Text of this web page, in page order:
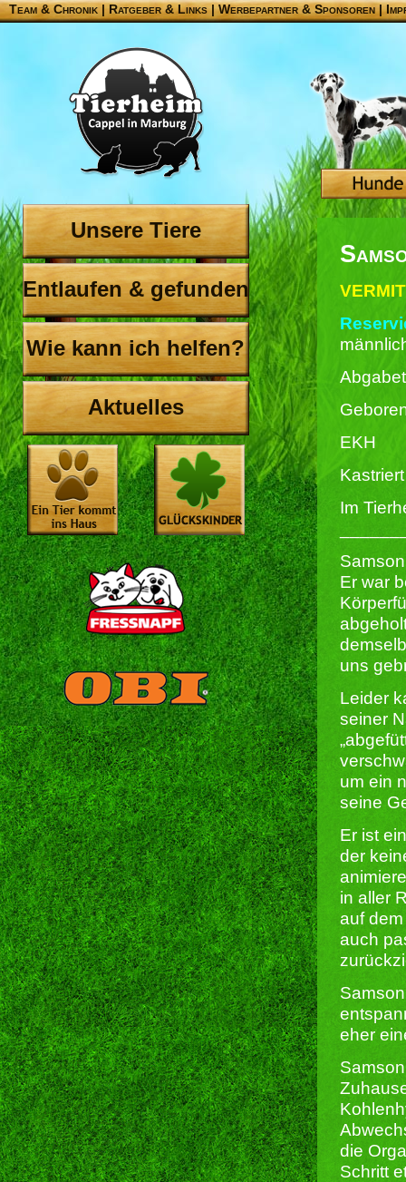
Team & Chronik |Ratgeber & Links|Werbepartner & Sponsoren|
Unsere Tiere
Entlaufen & gefunden
Wie kann ich helfen?
Aktuelles
EKH
Im
Er war
uns
Leider
seiner
um ein
seine
Er ist
der
in aller
auf
auch
eher
die
Schritt